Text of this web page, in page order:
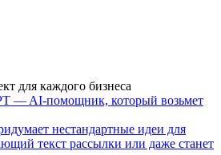
для каждого бизнеса
— AI-помощник, который возьмет
нестандартные идеи для
текст рассылки или даже станет